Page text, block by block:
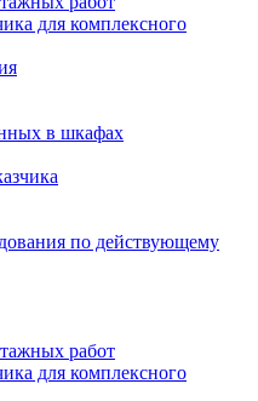
для комплексного
в шкафах
по действующему
работ
для комплексного